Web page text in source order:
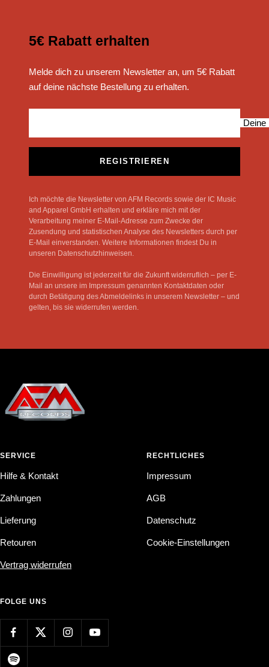
5€ Rabatt erhalten
Melde dich zu unserem Newsletter an, um 5€ Rabatt
auf deine nächste Bestellung zu erhalten.
Deine
REGISTRIEREN
Ich möchte die Newsletter von AFM Records sowie der IC Music
and Apparel GmbH erhalten und erkläre mich mit der
Verarbeitung meiner E-Mail-Adresse zum Zwecke der
Zusendung und statistischen Analyse des Newsletters durch per
E-Mail einverstanden. Weitere Informationen findest Du in
unseren Datenschutzhinweisen.
Die Einwilligung ist jederzeit für die Zukunft widerruflich – per E-
Mail an unsere im Impressum genannten Kontaktdaten oder
durch Betätigung des Abmeldelinks in unserem Newsletter – und
gelten, bis sie widerrufen werden.
SERVICE
Hilfe & Kontakt
Zahlungen
Lieferung
Retouren
Vertrag widerrufen
RECHTLICHES
Impressum
AGB
Datenschutz
Cookie-Einstellungen
FOLGE UNS